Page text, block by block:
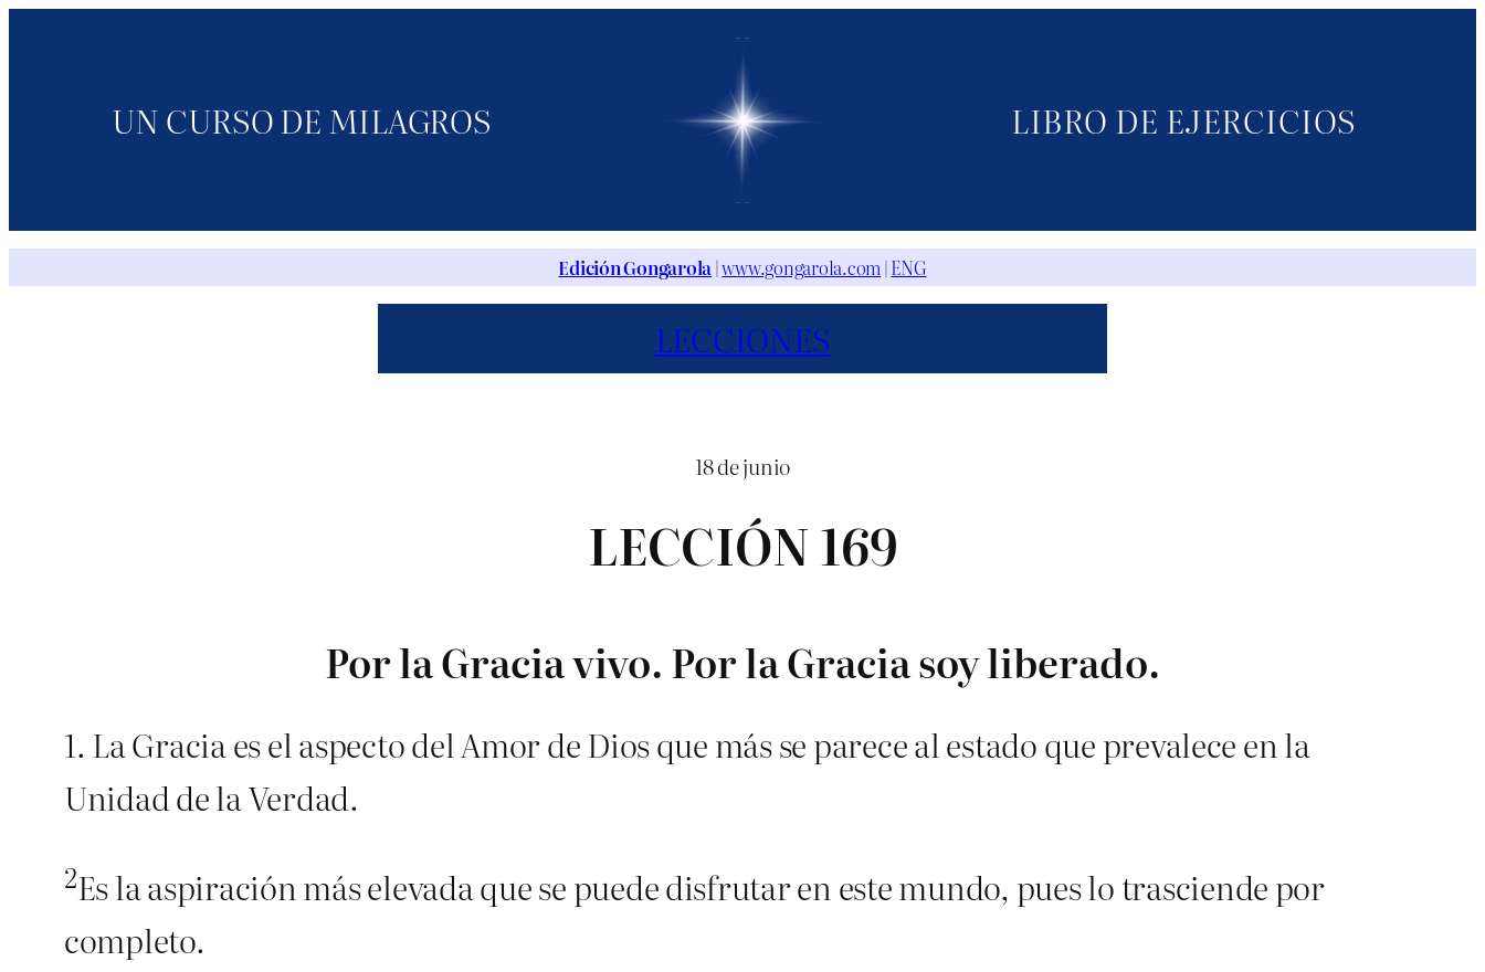
contenidoUN CURSO DE MILAGROS LIBRO DE EJERCICIOS
Edición Gongarola|www.gongarola.com|ENG
LECCIONES
18 de junio
LECCIÓN 169
Por la Gracia vivo. Por la Gracia soy liberado.
1. La Gracia es el aspecto del Amor de Dios que más se parece al estado que prevalece en la
Unidad de la Verdad.
2Es la aspiración más elevada que se puede disfrutar en este mundo, pues lo trasciende por
completo.